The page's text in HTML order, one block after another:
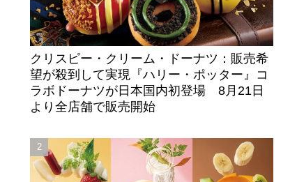
クリスピー・クリーム・ドーナツ：販売希
望が殺到して実現『ハリー・ポッター』コ
ラボドーナツが日本国内初登場 8月21日
より全店舗で販売開始